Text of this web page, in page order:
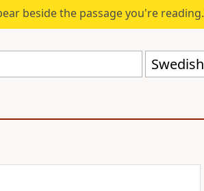
beside the passage you're reading.